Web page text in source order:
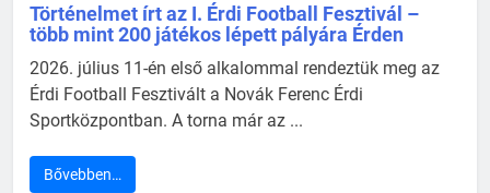
Történelmet írt az I. Érdi Football Fesztivál –
több mint 200 játékos lépett pályára Érden
2026. július 11-én első alkalommal rendeztük meg az
Érdi Football Fesztivált a Novák Ferenc Érdi
Sportközpontban. A torna már az ...
Bővebben…